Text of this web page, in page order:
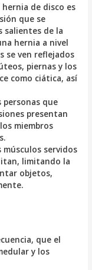
de disco es
que se
salientes de la
hernia a nivel
se ven reflejados
piernas y los
como ciática, así
personas que
presentan
miembros
músculos servidos
limitando la
objetos,
que el
y los